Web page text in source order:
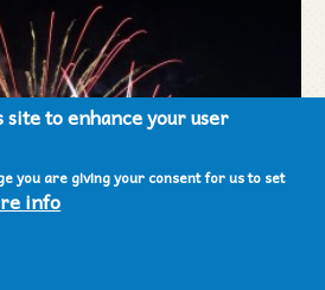
site to enhance your user
you are giving your consent for us to set
info